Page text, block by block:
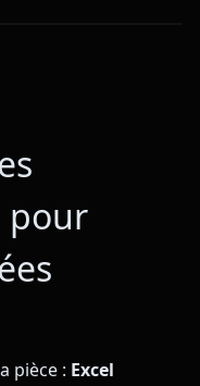
pour
pièce : Excel